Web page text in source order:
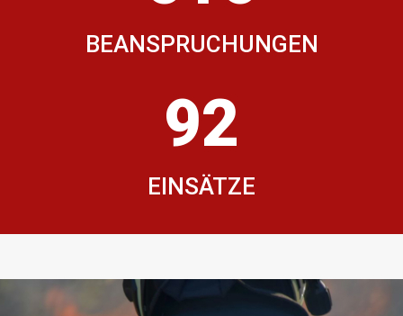
BEANSPRUCHUNGEN
92
EINSÄTZE